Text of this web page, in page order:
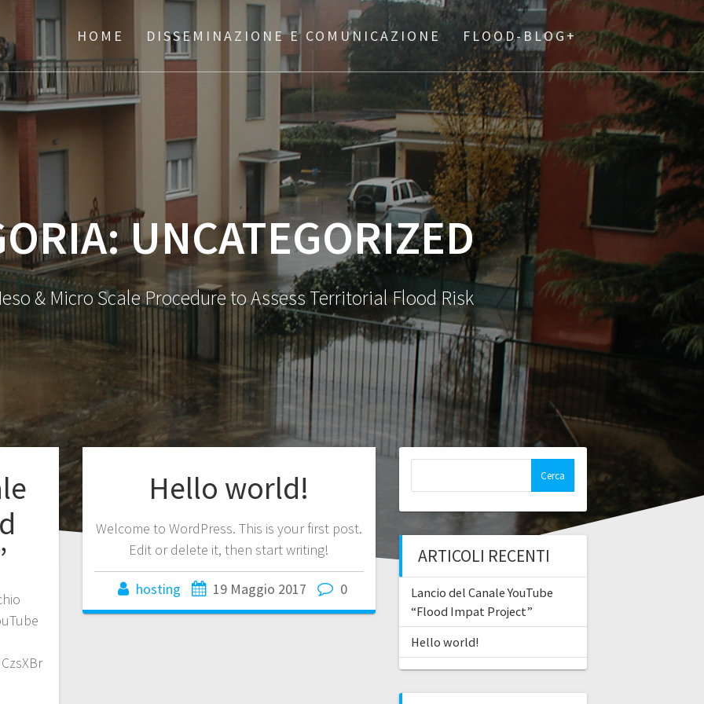
HOME DISSEMINAZIONE E COMUNICAZIONE FLOOD-BLOG+
UNCATEGORIZED
& Micro Scale Procedure to Assess Territorial Flood Risk
Hello world!
Welcome to WordPress. This is your first post.
Edit or delete it, then start writing!
hosting 19 Maggio 2017 0
ARTICOLI RECENTI
Lancio del Canale YouTube
“Flood Impat Project”
Hello world!